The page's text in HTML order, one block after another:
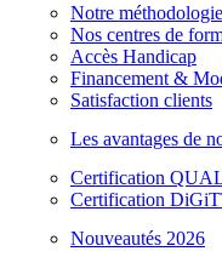
Notre
Nos centres de
Accès Handicap
Financement &
Satisfaction clients
Les avantages de
Certification
Certification
Nouveautés 2026